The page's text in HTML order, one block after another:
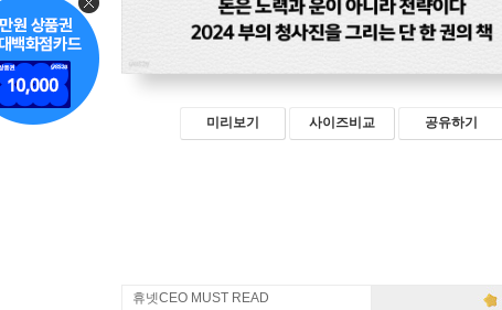
미리보기 사이즈비교 공유하기
휴넷CEO MUST READ